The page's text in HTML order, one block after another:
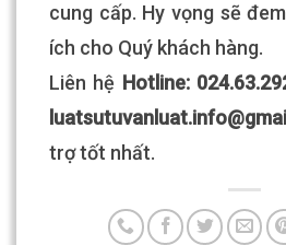
cung cấp. Hy vọng sẽ
ích cho Quý khách hàng.
Liên hệ Hotline:
trợ tốt nhất.